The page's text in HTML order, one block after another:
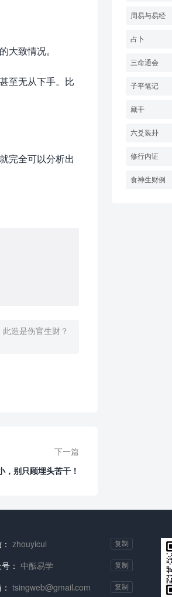
大致情况。
至无从下手。比
完全可以分析出
此造是伤官生财？
下一篇
，别只顾埋头苦干！
周易与易经
占卜
三命通会
子平笔记
藏干
六爻装卦
修行内证
食神生财例
zhouyicul 复制
： 中酝易学 复制
tsingweb@gmail.com 复制